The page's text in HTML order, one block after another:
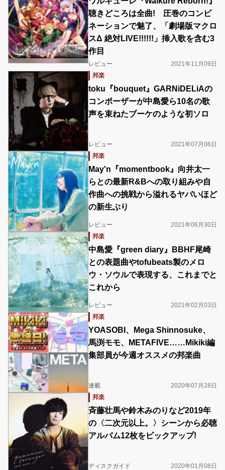
聴きどころは全曲! 圧巻のコンビ
ネーションで魅了、「劇場版マクロ
スΔ 絶対LIVE!!!!!!」挿入歌を含む3
作目
レビュー
2021年11月09日
邦楽
toku『bouquet』GARNiDELiAの
コンポーザーが中島愛ら10名の歌
声を束ねたブーケのような初ソロ
レビュー
2021年07月06日
邦楽
May'n『momentbook』向井太一
らとの最新R&Bへの取り組みや自
作曲への挑戦から溢れるヤバいほど
の新生ぶり
レビュー
2021年06月30日
邦楽
中島愛『green diary』BBHF尾崎
との表題曲やtofubeats製のメロ
ウ・ソウルで表現する、これまでと
これから
レビュー
2021年02月03日
邦楽
YOASOBI、Mega Shinnosuke、
馬渕モモ、METAFIVE……Mikiki編
集部員が今週オススメの邦楽曲
連載
2020年07月28日
邦楽
斉藤壮馬や鈴木みのりなど2019年
の〈二次元以上。〉シーンから必聴
アルバム12枚をピックアップ!
ディスクガイド 2020年01月08日